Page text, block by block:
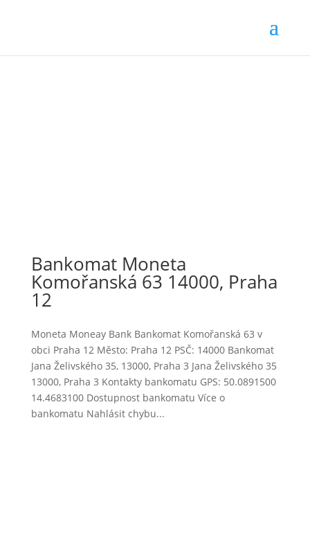
Bankomat Moneta
Komořanská 63 14000, Praha
12
Moneta Moneay Bank Bankomat Komořanská 63 v
obci Praha 12 Město: Praha 12 PSČ: 14000 Bankomat
Jana Želivského 35, 13000, Praha 3 Jana Želivského 35
13000, Praha 3 Kontakty bankomatu GPS: 50.0891500
14.4683100 Dostupnost bankomatu Více o
bankomatu Nahlásit chybu...